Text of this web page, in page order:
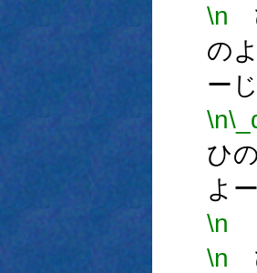
\n
のよ
ーじ
\n
ひ
よ
\n
\n